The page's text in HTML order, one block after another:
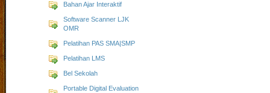
Bahan Ajar Interaktif
Software Scanner LJK
OMR
Pelatihan PAS SMA|SMP
Pelatihan LMS
Bel Sekolah
Portable Digital Evaluation